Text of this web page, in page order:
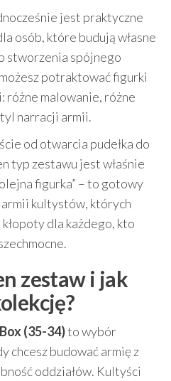
jest praktyczne
osób, które budują własne
stworzenia spójnego
potraktować figurki
różne malowanie, różne
narracji armii.
od otwarcia pudełka do
typ zestawu jest właśnie
figurka” – to gotowy
kultystów, których
dla każdego, kto
zestaw i jak
(35-34)to wybór
chcesz budować armię z
oddziałów. Kultyści